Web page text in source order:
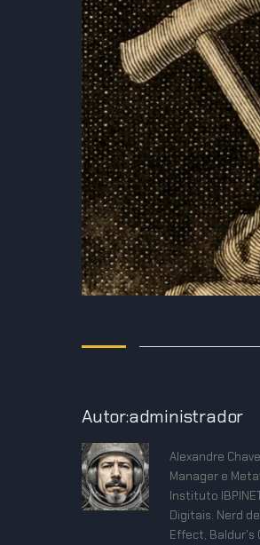
Autor:administrador
Alexandre
Manager e
Instituto
Digitais. Nerd
Effect, Baldur's